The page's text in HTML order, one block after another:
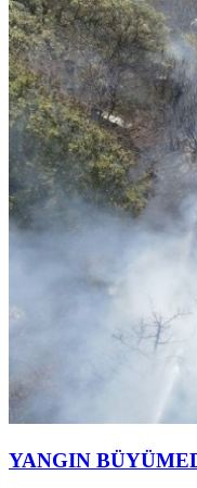
YANGIN